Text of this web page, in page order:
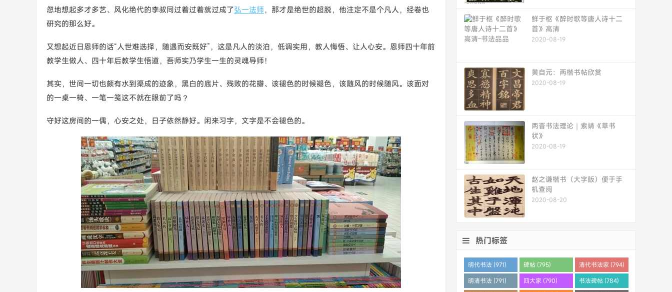
忽地想起多才多艺、风化绝代的李叔同过着过着就过成了弘一法师 ，那才是绝世的超脱，他注定不是个凡人，经卷也
研究的那么好。
又想起近日恩师的话“人世难选择，随遇而安既好”，这是凡人的淡泊，低调实用，教人悔悟、让人心安。恩师四十年前
教学生做人、四十年后教学生悟道，吾师实乃学生一生的灵魂导师！
其实，世间一切也颇有水到渠成的迹象，黑白的底片、残败的花瓣、该褪色的时候褪色，该随风的时候随风。该面对
的一桌一椅、一笔一笺这不就在眼前了吗？
守好这房间的一偶，心安之处，日子依然静好。闲来习字，文字是不会褪色的。
鲜于枢《醉时歌等唐人诗十二
首》高清
2020-08-19
黄自元：两楷书帖欣赏
2020-08-19
两晋书法理论｜索靖《草书
状》
2020-08-19
赵之谦楷书（大字版）便于手
机查阅
2020-08-20
热门标签
明代书法 (971) 碑帖 (795) 清代书法家 (794)
明清书法 (791) 四大家 (790) 书法碑帖 (784)